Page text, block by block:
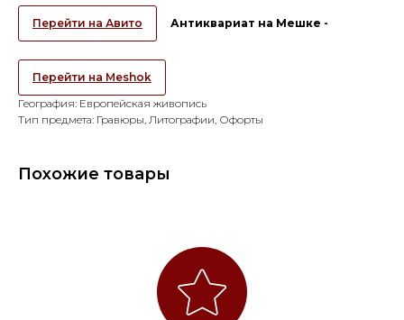
Перейти на Авито Антиквариат на Мешке -
Перейти на Meshok
География: Европейская живопись
Тип предмета: Гравюры, Литографии, Офорты
Похожие товары